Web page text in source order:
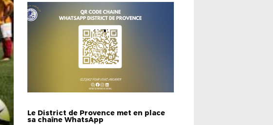
Le District de Provence met en place
sa chaîne WhatsApp